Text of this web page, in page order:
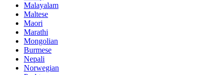
Malayalam
Maltese
Maori
Marathi
Mongolian
Burmese
Nepali
Norwegian